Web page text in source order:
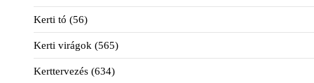
Kerti tó (56)
Kerti virágok (565)
Kerttervezés (634)